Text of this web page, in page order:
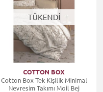
TÜKENDİ
COTTON BOX
Cotton Box Tek Kişilik Minimal
Nevresim Takımı Moil Bej